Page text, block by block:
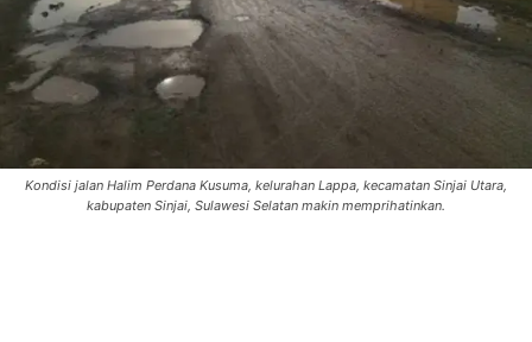
Kondisi jalan Halim Perdana Kusuma, kelurahan Lappa, kecamatan Sinjai Utara,
kabupaten Sinjai, Sulawesi Selatan makin memprihatinkan.